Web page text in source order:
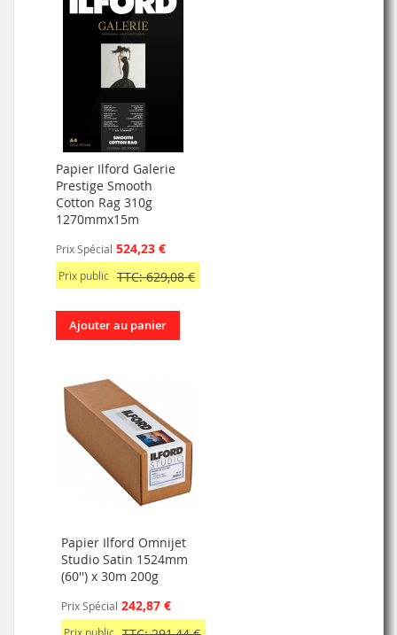
Papier Ilford Galerie
Prestige Smooth
Cotton Rag 310g
1270mmx15m
Prix Spécial 524,23 €
Prix public TTC: 629,08 €
Ajouter au panier
Papier Ilford Omnijet
Studio Satin 1524mm
(60'') x 30m 200g
Prix Spécial 242,87 €